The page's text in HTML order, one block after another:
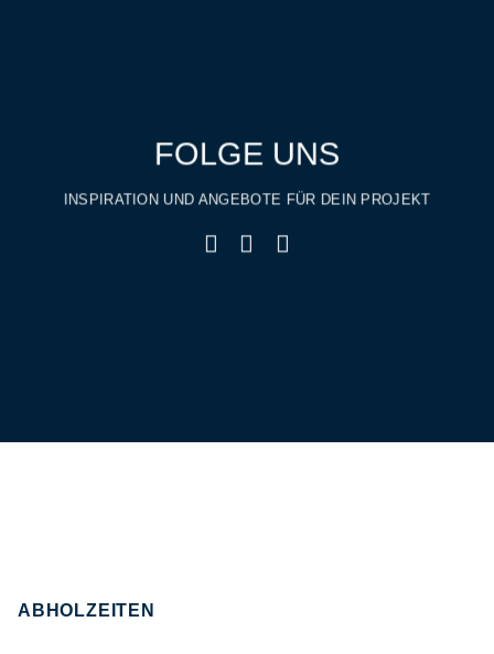
FOLGE UNS
INSPIRATION UND ANGEBOTE FÜR DEIN PROJEKT
ABHOLZEITEN